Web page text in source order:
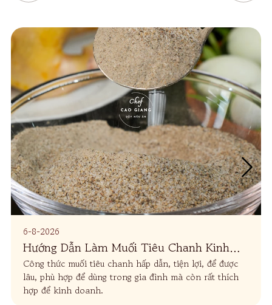
6-8-2026
Hướng Dẫn Làm Muối Tiêu Chanh Kinh
Doanh
Công thức muối tiêu chanh hấp dẫn, tiện lợi, để được
lâu, phù hợp để dùng trong gia đình mà còn rất thích
hợp để kinh doanh.